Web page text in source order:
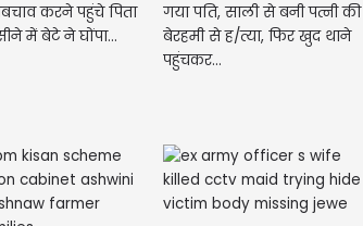
करने पहुंचे पिता
में बेटे ने घोंपा...
गया पति, साली से बनी पत्नी की
बेरहमी से ह/त्या, फिर खुद थाने
पहुंचकर...